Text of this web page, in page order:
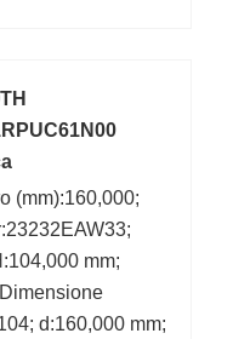
(mm):160,000;
mm;
d:160,000 mm;